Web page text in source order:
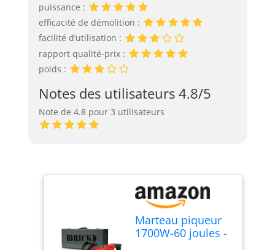
puissance :
efficacité de démolition :
facilité d’utilisation :
rapport qualité-prix :
poids :
Notes des utilisateurs 4.8/5
Note de 4.8 pour 3 utilisateurs
Marteau piqueur
1700W-60 joules -